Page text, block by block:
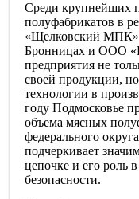
Среди крупнейших
полуфабрикатов в
«Щелковский
Бронницах и ООО
предприятия не
своей продукции,
технологии в
году Подмосковье
объема мясных
федерального
подчеркивает
цепочке и его роль
безопасности.